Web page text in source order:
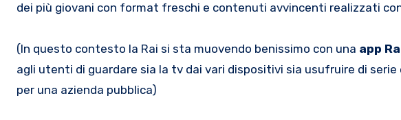
dei più giovani con format freschi e contenuti avvincenti realizzati
(In questo contesto la Rai si sta muovendo benissimo con una app
agli utenti di guardare sia la tv dai vari dispositivi sia usufruire di
per una azienda pubblica)